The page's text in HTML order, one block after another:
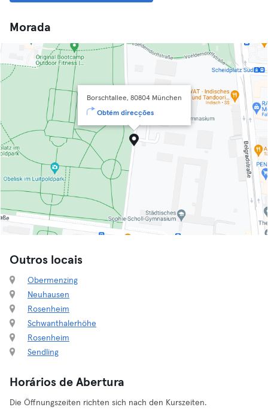
Morada
Borschtallee, 80804 München
Obtém direcções
Outros locais
Obermenzing
Neuhausen
Rosenheim
Schwanthalerhöhe
Rosenheim
Sendling
Horários de Abertura
Die Öffnungszeiten richten sich nach den Kurszeiten.